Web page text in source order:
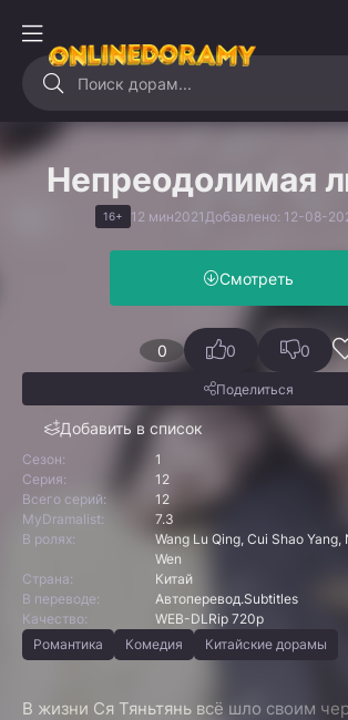
Непреодолимая
16+ 12 мин2021 Добавлено: 12-08-
Смотреть
0
Добавить в список
0 0
Поделиться
Сезон:
1
Серия:
12
Всего серий:
12
MyDramalist:
7.3
В ролях:
Wang Lu Qing, Cui Shao Yang,
Wen
Страна:
Китай
В переводе:
Автоперевод.Subtitles
Качество:
WEB-DLRip 720p
Романтика
Комедия Китайские дорамы
В жизни Ся Тяньтянь всё шло своим